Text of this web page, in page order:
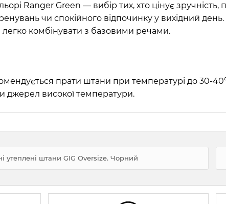
Ranger Green — вибір тих, хто цінує
чи спокійного відпочинку у вихідний
комбінувати з базовими речами.
прати штани при температурі до 30-
джерел високої температури.
утеплені штани GIG Oversize. Чорний